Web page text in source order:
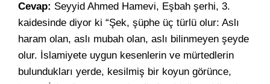
Cevap: Seyyid Ahmed Hamevi, Eşbah şerhi, 3.
kaidesinde diyor ki “Şek, şüphe üç türlü olur: Aslı
haram olan, aslı mubah olan, aslı bilinmeyen şeyde
olur. İslamiyete uygun kesenlerin ve mürtedlerin
bulundukları yerde, kesilmiş bir koyun görünce,